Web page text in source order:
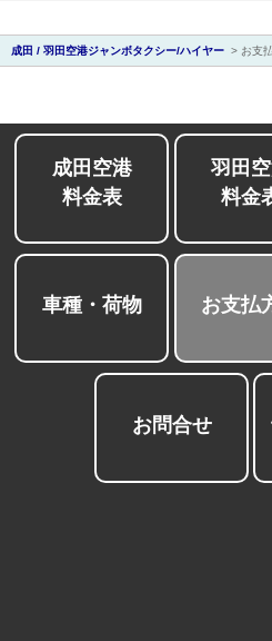
成田 / 羽田空港ジャンボタクシー/ハイヤー > お支
成田空港
料金表
羽田
料金
車種・荷物 お支払
お問合せ